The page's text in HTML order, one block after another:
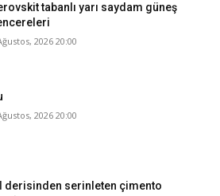
tabanlı yarı saydam güneş
2026 20:00
2026 20:00
derisinden serinleten çimento